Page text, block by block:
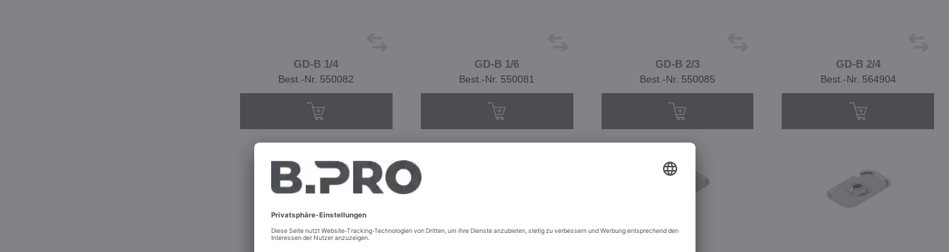
GD-B 1/4
Best.-Nr. 550082
GD-B 1/6
Best.-Nr. 550081
GD-B 2/3
Best.-Nr. 550085
GD-B 2/4
Best.-Nr. 564904